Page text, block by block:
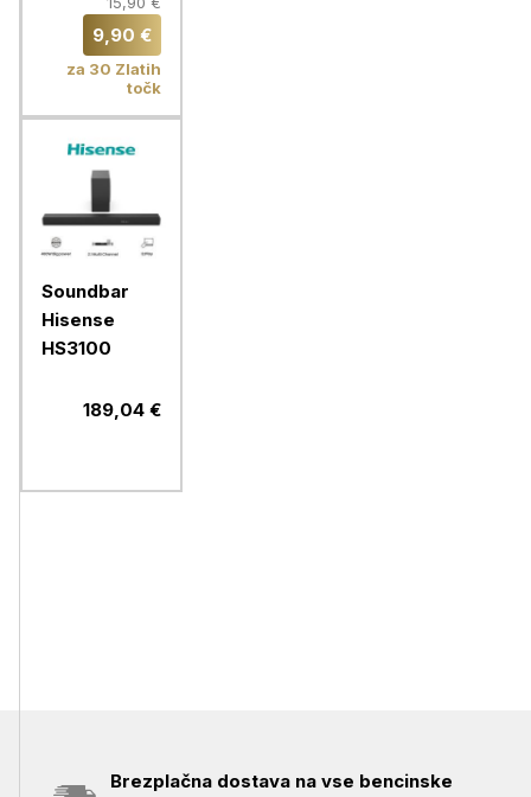
70'', do 35
9,90 €
za 30 Zlatih
točk
Soundbar
Hisense
HS3100
189,04 €
Brezplačna dostava na vse bencinske